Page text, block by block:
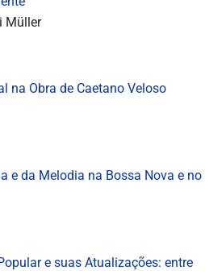
Müller
na Obra de Caetano Veloso
e da Melodia na Bossa Nova e
e suas Atualizações: entre